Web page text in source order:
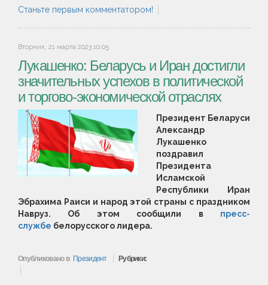
Станьте первым комментатором!
Вторник, 21 марта 2023 10:05
Лукашенко: Беларусь и Иран достигли
значительных успехов в политической
и торгово-экономической отраслях
Президент Беларуси
Александр
Лукашенко
поздравил
Президента
Исламской
Республики Иран
Эбрахима Раиси и народ этой страны с праздником
Навруз. Об этом сообщили в пресс-
службе белорусского лидера.
Опубликовано в Президент Рубрики: